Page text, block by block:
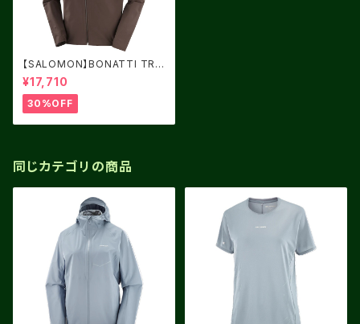
【SALOMON】BONATTI TRAI
L Coffee Bean
¥17,710
30%OFF
同じカテゴリの商品